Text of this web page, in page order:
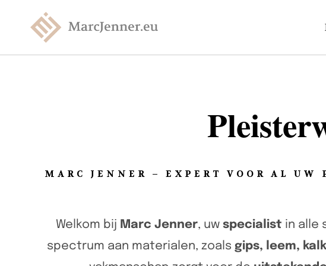
MARC JENNER – EXPERT VOOR AL
Welkom bij Marc Jenner, uw specialist in alle
spectrum aan materialen, zoals gips, leem,